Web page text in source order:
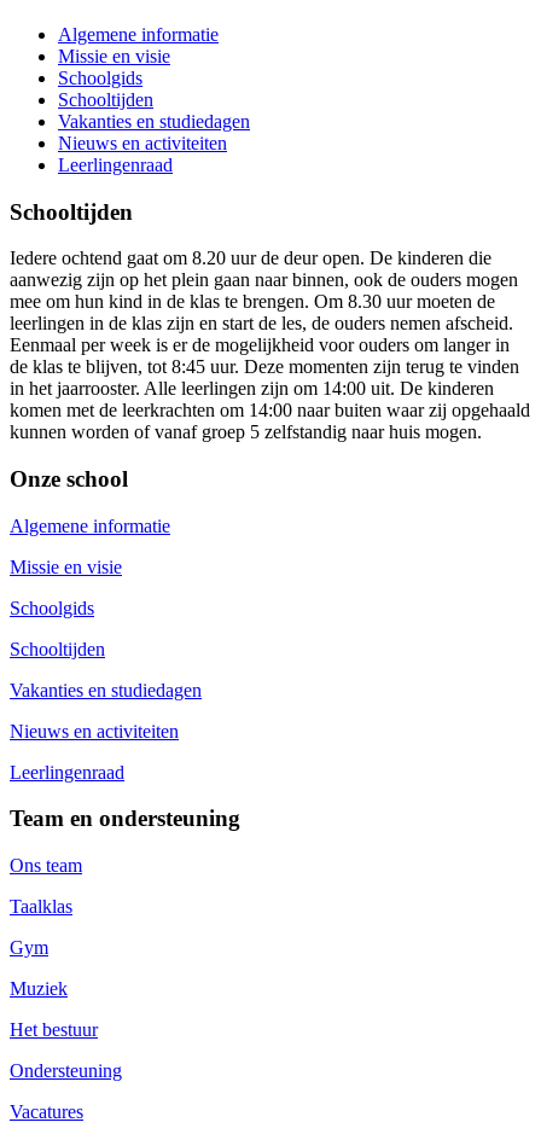
Algemene informatie
Missie en visie
Schoolgids
Schooltijden
Vakanties en studiedagen
Nieuws en activiteiten
Leerlingenraad
Schooltijden
Iedere ochtend gaat om 8.20 uur de deur open. De kinderen die
aanwezig zijn op het plein gaan naar binnen, ook de ouders mogen
mee om hun kind in de klas te brengen. Om 8.30 uur moeten de
leerlingen in de klas zijn en start de les, de ouders nemen afscheid.
Eenmaal per week is er de mogelijkheid voor ouders om langer in
de klas te blijven, tot 8:45 uur. Deze momenten zijn terug te vinden
in het jaarrooster. Alle leerlingen zijn om 14:00 uit. De kinderen
komen met de leerkrachten om 14:00 naar buiten waar zij opgehaald
kunnen worden of vanaf groep 5 zelfstandig naar huis mogen.
Onze school
Algemene informatie
Missie en visie
Schoolgids
Schooltijden
Vakanties en studiedagen
Nieuws en activiteiten
Leerlingenraad
Team en ondersteuning
Ons team
Taalklas
Gym
Muziek
Het bestuur
Ondersteuning
Vacatures